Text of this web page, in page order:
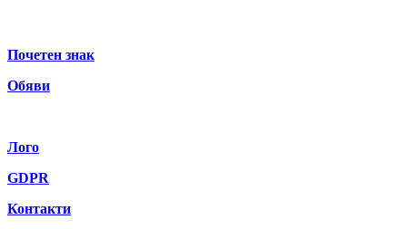
Почетен знак
Обяви
Лого
GDPR
Контакти